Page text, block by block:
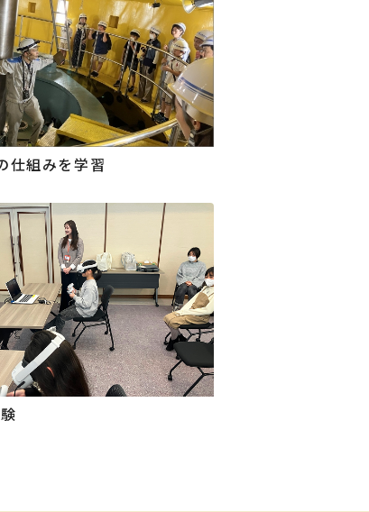
仕組みを学習